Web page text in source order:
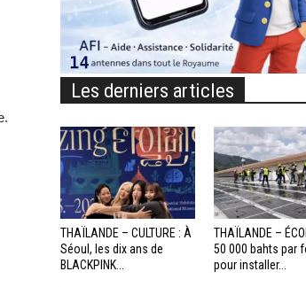
Les derniers articles
THAÏLANDE – CULTURE : À
Séoul, les dix ans de
BLACKPINK...
THAÏLANDE –
50 000 bahts par
pour installer...